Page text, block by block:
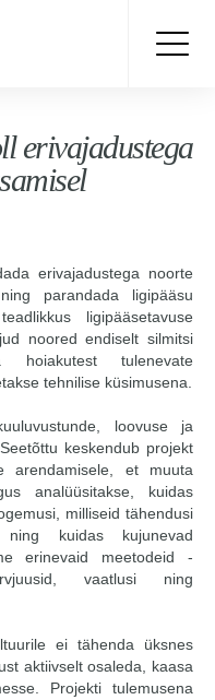
erivajadustega
erivajadustega noorte
parandada ligipääsu
ligipääsetavuse
noored endiselt silmitsi
hoiakutest tulenevate
tehnilise küsimusena.
loovuse ja
keskendub projekt
arendamisele, et muuta
analüüsitakse, kuidas
milliseid tähendusi
ning kuidas kujunevad
erinevaid meetodeid -
vaatlusi ning
ei tähenda üksnes
aktiivselt osaleda, kaasa
Projekti tulemusena